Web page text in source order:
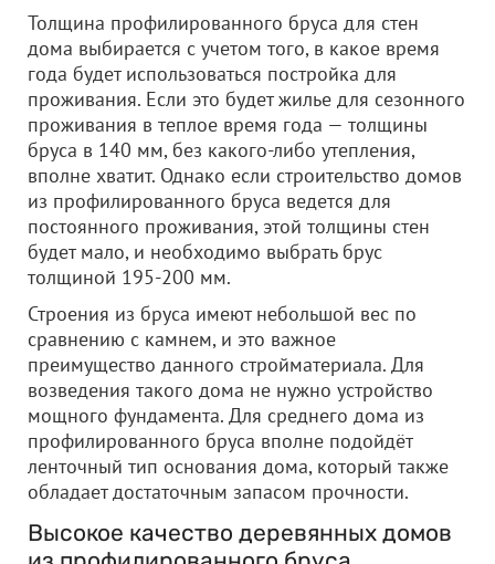
Толщина профилированного бруса для стен
дома выбирается с учетом того, в какое время
года будет использоваться постройка для
проживания. Если это будет жилье для сезонного
проживания в теплое время года — толщины
бруса в 140 мм, без какого-либо утепления,
вполне хватит. Однако если строительство домов
из профилированного бруса ведется для
постоянного проживания, этой толщины стен
будет мало, и необходимо выбрать брус
толщиной 195-200 мм.
Строения из бруса имеют небольшой вес по
сравнению с камнем, и это важное
преимущество данного стройматериала. Для
возведения такого дома не нужно устройство
мощного фундамента. Для среднего дома из
профилированного бруса вполне подойдёт
ленточный тип основания дома, который также
обладает достаточным запасом прочности.
Высокое качество деревянных домов